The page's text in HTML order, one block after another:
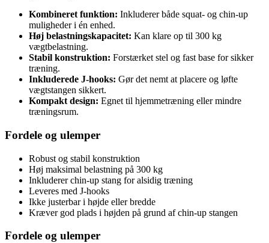
Kombineret funktion: Inkluderer både squat- og chin-up
muligheder i én enhed.
Høj belastningskapacitet: Kan klare op til 300 kg
vægtbelastning.
Stabil konstruktion: Forstærket stel og fast base for sikker
træning.
Inkluderede J-hooks: Gør det nemt at placere og løfte
vægtstangen sikkert.
Kompakt design: Egnet til hjemmetræning eller mindre
træningsrum.
Fordele og ulemper
Robust og stabil konstruktion
Høj maksimal belastning på 300 kg
Inkluderer chin-up stang for alsidig træning
Leveres med J-hooks
Ikke justerbar i højde eller bredde
Kræver god plads i højden på grund af chin-up stangen
Fordele og ulemper